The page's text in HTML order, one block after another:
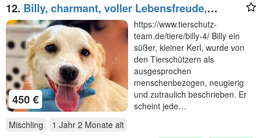
12. Billy, charmant, voller Lebensfreude,
verspielt und immer in Bewegung, 1J, 35cm
450 €
https://www.tierschutz-
team.de/tiere/billy-4/ Billy ein
süßer, kleiner Kerl, wurde von
den Tierschützern als
ausgesprochen
menschenbezogen, neugierig
und zutraulich beschrieben. Er
scheint jede…
Mischling
1 Jahr 2 Monate alt